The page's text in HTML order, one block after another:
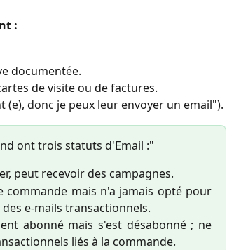
:
documentée.
de visite ou de factures.
donc je peux leur envoyer un email").
ont trois statuts d'Email :"
peut recevoir des campagnes.
commande mais n'a jamais opté pour
e-mails transactionnels.
abonné mais s'est désabonné ; ne
liés à la commande.